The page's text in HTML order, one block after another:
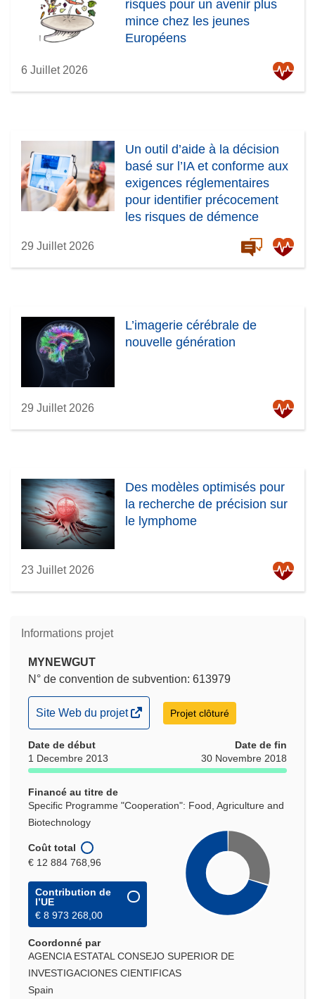
risques pour un avenir plus
mince chez les jeunes
Européens
6 Juillet 2026
Un outil d’aide à la décision
basé sur l’IA et conforme aux
exigences réglementaires
pour identifier précocement
les risques de démence
29 Juillet 2026
L’imagerie cérébrale de
nouvelle génération
29 Juillet 2026
Des modèles optimisés pour
la recherche de précision sur
le lymphome
23 Juillet 2026
Informations projet
MYNEWGUT
N° de convention de subvention: 613979
(s’ouvre
dans
une
nouvelle
Site Web du projet Projet clôturé
Date de début
1 Decembre 2013
Date de fin
30 Novembre 2018
Financé au titre de
Specific Programme "Cooperation": Food, Agriculture and
Biotechnology
Coût total
€ 12 884 768,96
Contribution de
l’UE
€ 8 973 268,00
Coordonné par
AGENCIA ESTATAL CONSEJO SUPERIOR DE
INVESTIGACIONES CIENTIFICAS
Spain